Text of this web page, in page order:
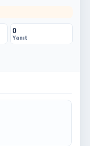
0
Yanıt